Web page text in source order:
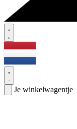
Je winkelwagentje